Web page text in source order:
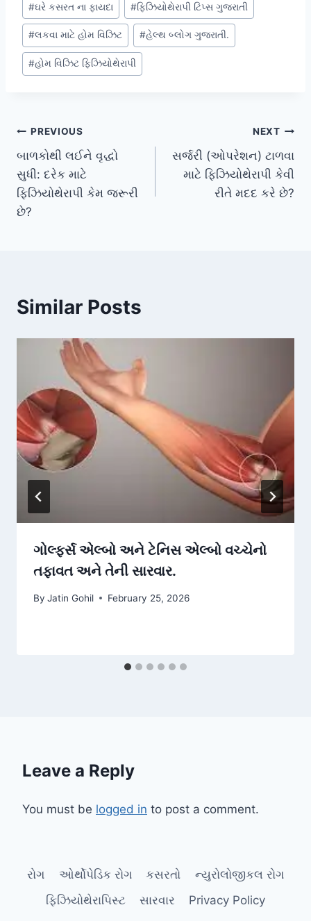
#ઘરે કસરત ના ફાયદા #ફિઝિયોથેરાપી ટિપ્સ ગુજરાતી
#લકવા માટે હોમ વિઝિટ #હેલ્થ બ્લોગ ગુજરાતી.
#હોમ વિઝિટ ફિઝિયોથેરાપી
Post
navigation
PREVIOUS
બાળકોથી લઈને વૃદ્ધો
સુધી: દરેક માટે
ફિઝિયોથેરાપી કેમ જરૂરી
છે?
NEXT
સર્જરી (ઓપરેશન) ટાળવા
માટે ફિઝિયોથેરાપી કેવી
રીતે મદદ કરે છે?
Similar Posts
ગોલ્ફર્સ એલ્બો અને ટેનિસ એલ્બો વચ્ચેનો
તફાવત અને તેની સારવાર.
By Jatin Gohil February 25, 2026
Leave a Reply
You must be logged in to post a comment.
રોગ ઓર્થોપેડિક રોગ કસરતો
ન્યુરોલોજીકલ રોગ
ફિઝિયોથેરાપિસ્ટ
સારવાર
Privacy Policy